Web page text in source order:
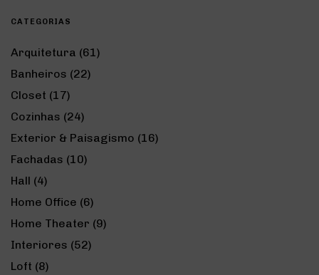
CATEGORIAS
Arquitetura (61)
Banheiros (22)
Closet (17)
Cozinhas (24)
Exterior & Paisagismo (16)
Fachadas (10)
Hall (4)
Home Office (6)
Home Theater (9)
Interiores (52)
Loft (8)